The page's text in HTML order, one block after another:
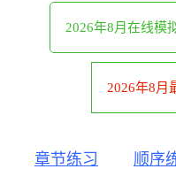
2026年8月在线模
2026年8月
章节练习 顺序